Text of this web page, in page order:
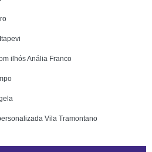
ilhós Anália Franco
Vila Tramontano